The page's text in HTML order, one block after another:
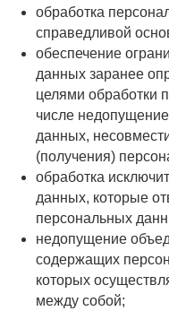
обработка
справедливой
обеспечение
данных заранее
целями обработки
числе
данных,
(получения)
обработка
данных, которые
персональных
недопущение
содержащих
которых
между собой;